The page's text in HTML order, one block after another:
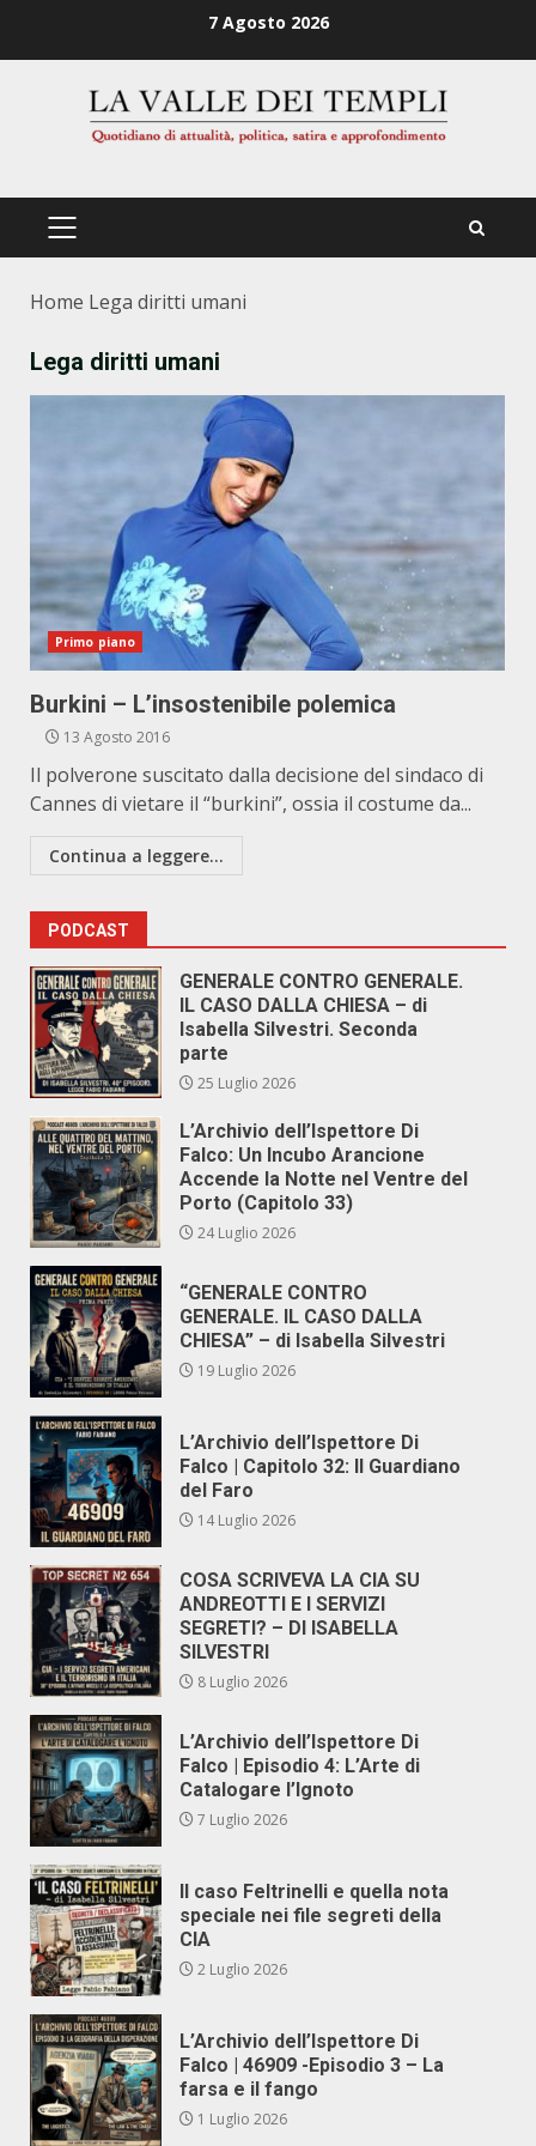
7 Agosto 2026
PRIMÄRES
Home Lega diritti umani
Lega diritti umani
Primo piano
Burkini – L’insostenibile polemica
13 Agosto 2016
Il polverone suscitato dalla decisione del sindaco di
Cannes di vietare il “burkini”, ossia il costume da...
Continua a leggere...
PODCAST
GENERALE CONTRO GENERALE.
IL CASO DALLA CHIESA – di
Isabella Silvestri. Seconda
parte
25 Luglio 2026
L’Archivio dell’Ispettore Di
Falco: Un Incubo Arancione
Accende la Notte nel Ventre del
Porto (Capitolo 33)
24 Luglio 2026
“GENERALE CONTRO
GENERALE. IL CASO DALLA
CHIESA” – di Isabella Silvestri
19 Luglio 2026
L’Archivio dell’Ispettore Di
Falco | Capitolo 32: Il Guardiano
del Faro
14 Luglio 2026
COSA SCRIVEVA LA CIA SU
ANDREOTTI E I SERVIZI
SEGRETI? – DI ISABELLA
SILVESTRI
8 Luglio 2026
L’Archivio dell’Ispettore Di
Falco | Episodio 4: L’Arte di
Catalogare l’Ignoto
7 Luglio 2026
Il caso Feltrinelli e quella nota
speciale nei file segreti della
CIA
2 Luglio 2026
L’Archivio dell’Ispettore Di
Falco | 46909 -Episodio 3 – La
farsa e il fango
1 Luglio 2026